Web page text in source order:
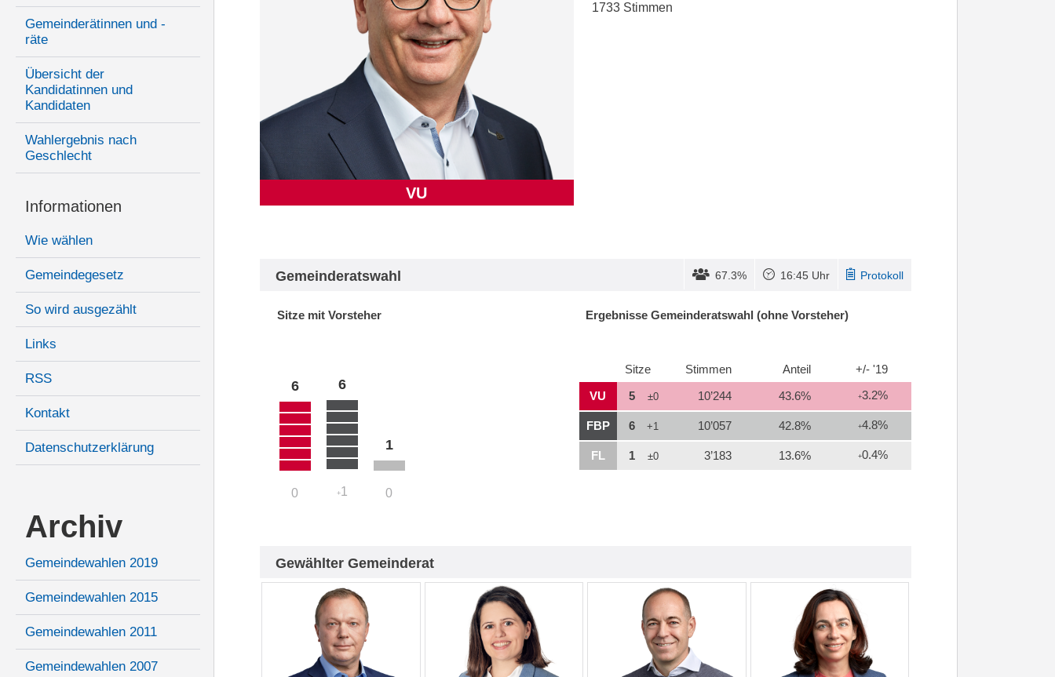
Gemeinderätinnen und -
räte
Übersicht der
Kandidatinnen und
Kandidaten
Wahlergebnis nach
Geschlecht
Informationen
Wie wählen
Gemeindegesetz
So wird ausgezählt
Links
RSS
Kontakt
Datenschutzerklärung
Archiv
Gemeindewahlen 2019
Gemeindewahlen 2015
Gemeindewahlen 2011
Gemeindewahlen 2007
VU
1733 Stimmen
Gemeinderatswahl 67.3% 16:45 Uhr Protokoll
Sitze mit Vorsteher
6
0
6
+1
1
0
Ergebnisse Gemeinderatswahl (ohne Vorsteher)
Sitze Stimmen Anteil
+/- '19
VU
5 ±0 10’244 43.6% +3.2%
FBP 6 +1 10’057 42.8% +4.8%
FL 1 ±0 3’183 13.6% +0.4%
Gewählter Gemeinderat